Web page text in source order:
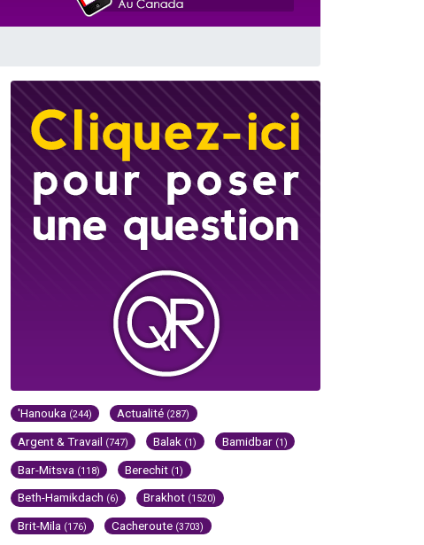
'Hanouka (244) Actualité (287)
Argent & Travail (747) Balak (1) Bamidbar (1)
Bar-Mitsva (118) Berechit (1)
Beth-Hamikdach (6) Brakhot (1520)
Brit-Mila (176) Cacheroute (3703)